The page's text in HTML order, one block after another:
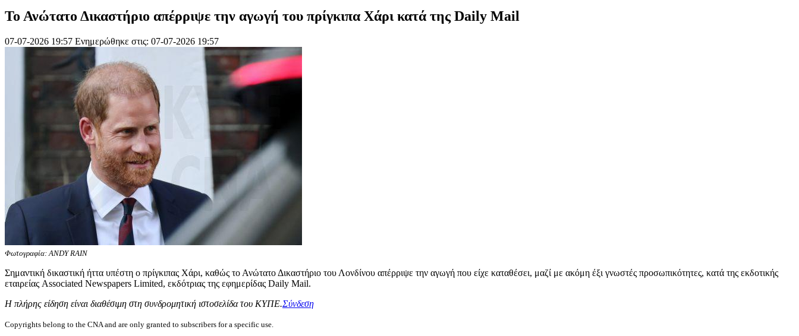
Το Ανώτατο Δικαστήριο απέρριψε την αγωγή του πρίγκιπα Χάρι κατά της Daily Mail
07-07-2026 19:57 Ενημερώθηκε στις: 07-07-2026 19:57
Φωτογραφία: ANDY RAIN
Σημαντική δικαστική ήττα υπέστη ο πρίγκιπας Χάρι, καθώς το Ανώτατο Δικαστήριο του Λονδίνου απέρριψε την αγωγή που είχε καταθέσει, μαζί με ακόμη έξι γνωστές προσωπικότητες, κατά της εκδοτικής
εταιρείας Associated Newspapers Limited, εκδότριας της εφημερίδας Daily Mail.
Η πλήρης είδηση είναι διαθέσιμη στη συνδρομητική ιστοσελίδα του ΚΥΠΕ.Σύνδεση
Copyrights belong to the CNA and are only granted to subscribers for a specific use.